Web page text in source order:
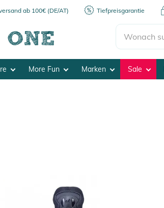
ab 100€ (DE/AT) Tiefpreisgarantie
More Fun Marken Sale